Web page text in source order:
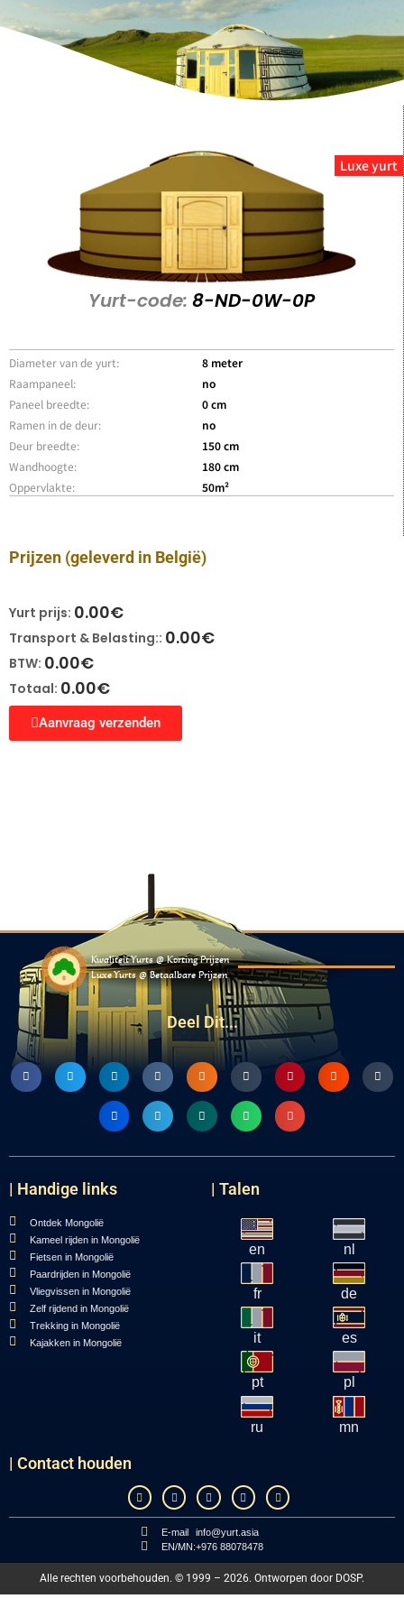
Luxe yurt
Yurt-code: 8-ND-0W-0P
Diameter van de yurt:
Raampaneel:
Paneel breedte:
8 meter
no
0 cm
Ramen in de deur:
Deur breedte:
Wandhoogte:
Oppervlakte:
no
150 cm
180 cm
50m²
Prijzen (geleverd in België)
Yurt prijs: 0.00€
Transport & Belasting:: 0.00€
BTW: 0.00€
Totaal: 0.00€
Aanvraag verzenden
Kwaliteit Yurts @ Korting Prijzen
Luxe Yurts @ Betaalbare Prijzen
Deel Dit...
| Handige links
Ontdek Mongolië
Kameel rijden in Mongolië
Fietsen in Mongolië
Paardrijden in Mongolië
Vliegvissen in Mongolië
Zelf rijdend in Mongolië
Trekking in Mongolië
Kajakken in Mongolië
| Talen
en nl
fr de
it es
pt pl
ru mn
| Contact houden
E-mail
EN/MN:
info@yurt.asia
+976 88078478
Alle rechten voorbehouden. © 1999 – 2026. Ontworpen door DOSP.